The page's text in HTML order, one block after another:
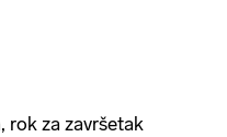
rok za završetak